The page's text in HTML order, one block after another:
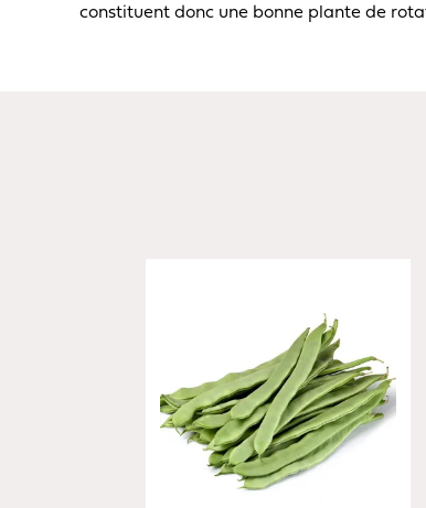
constituent donc une bonne plante de